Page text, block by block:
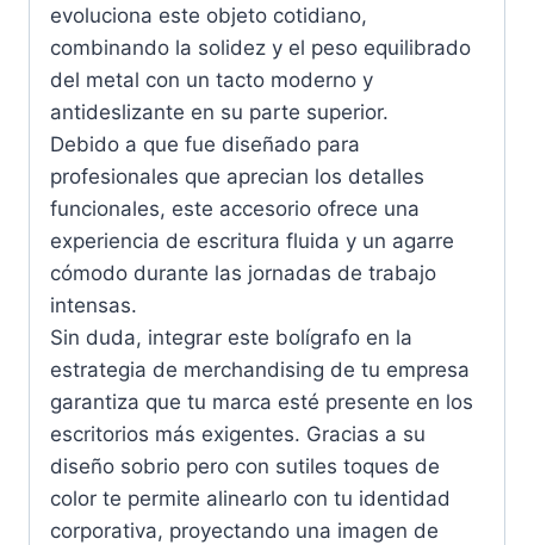
evoluciona este objeto cotidiano,
combinando la solidez y el peso equilibrado
del metal con un tacto moderno y
antideslizante en su parte superior.
Debido a que fue diseñado para
profesionales que aprecian los detalles
funcionales, este accesorio ofrece una
experiencia de escritura fluida y un agarre
cómodo durante las jornadas de trabajo
intensas.
Sin duda, integrar este bolígrafo en la
estrategia de merchandising de tu empresa
garantiza que tu marca esté presente en los
escritorios más exigentes. Gracias a su
diseño sobrio pero con sutiles toques de
color te permite alinearlo con tu identidad
corporativa, proyectando una imagen de